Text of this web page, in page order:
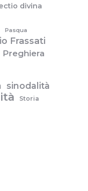
divina
Pasqua
Frassati
Preghiera
sinodalità
Storia